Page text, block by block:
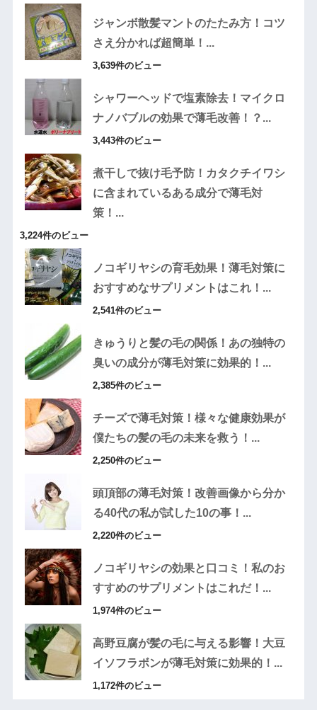
ジャンボ散髪マントのたたみ方！コツ
さえ分かれば超簡単！...
3,639件のビュー
シャワーヘッドで塩素除去！マイクロ
ナノバブルの効果で薄毛改善！？...
3,443件のビュー
煮干しで抜け毛予防！カタクチイワシ
に含まれているある成分で薄毛対
策！...
3,224件のビュー
ノコギリヤシの育毛効果！薄毛対策に
おすすめなサプリメントはこれ！...
2,541件のビュー
きゅうりと髪の毛の関係！あの独特の
臭いの成分が薄毛対策に効果的！...
2,385件のビュー
チーズで薄毛対策！様々な健康効果が
僕たちの髪の毛の未来を救う！...
2,250件のビュー
頭頂部の薄毛対策！改善画像から分か
る40代の私が試した10の事！...
2,220件のビュー
ノコギリヤシの効果と口コミ！私のお
すすめのサプリメントはこれだ！...
1,974件のビュー
高野豆腐が髪の毛に与える影響！大豆
イソフラボンが薄毛対策に効果的！...
1,172件のビュー